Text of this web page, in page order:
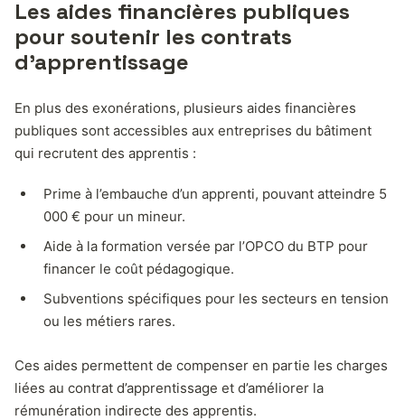
Les aides financières publiques
pour soutenir les contrats
d’apprentissage
En plus des exonérations, plusieurs aides financières
publiques sont accessibles aux entreprises du bâtiment
qui recrutent des apprentis :
Prime à l’embauche d’un apprenti, pouvant atteindre 5
000 € pour un mineur.
Aide à la formation versée par l’OPCO du BTP pour
financer le coût pédagogique.
Subventions spécifiques pour les secteurs en tension
ou les métiers rares.
Ces aides permettent de compenser en partie les charges
liées au contrat d’apprentissage et d’améliorer la
rémunération indirecte des apprentis.